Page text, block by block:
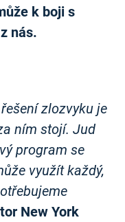
k boji s
nás.
zlozvyku je
ním stojí. Jud
program se
využít každý,
New York